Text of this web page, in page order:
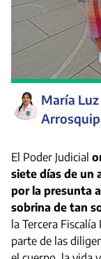
María Luz
El Poder Judicial
siete días de un
por la presunta
sobrina de tan
la Tercera
parte de las